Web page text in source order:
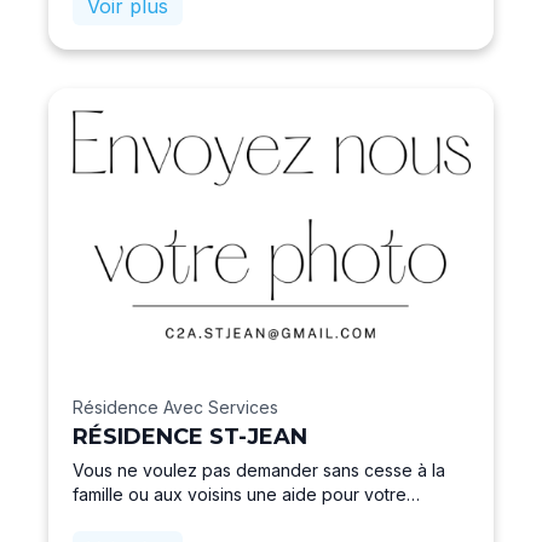
qu’en rénovation et en dépannage : de la pose
de sanitaires à la transformation de structure
voiredes châteaux.Nous sommes spécialistes
dans la gestion de l’eau de pluie devenant un
bien précieux.Grace à une grande expérience
dans l’installation et un large choix de
fournisseurs, nous vous offrons la solution
adaptée à votre besoin pour utiliser cette eau de
pluie.A votre écoute tant sur le besoin que sur le
budget. Devis rapide, ponctuel, avec toujours
la satisfaction de travail bien fait.
Voir plus
Résidence Avec Services
RÉSIDENCE ST-JEAN
Vous ne voulez pas demander sans cesse à la
famille ou aux voisins une aide pour votre